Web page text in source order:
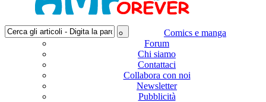
Comics e manga
Forum
Chi siamo
Contattaci
Collabora con noi
Newsletter
Pubblicità